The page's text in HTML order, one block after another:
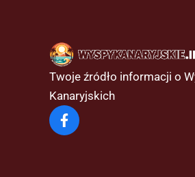
Twoje źródło informacji o
Kanaryjskich